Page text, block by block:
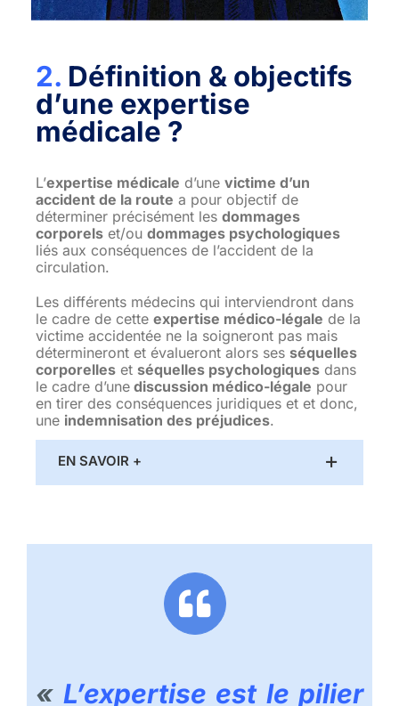
2. Définition & objectifs
d’une expertise
médicale ?
L’expertise médicale d’une victime d’un
accident de la route a pour objectif de
déterminer précisément les dommages
corporels et/ou dommages psychologiques
liés aux conséquences de l’accident de la
circulation.
Les différents médecins qui interviendront dans
le cadre de cette expertise médico-légale de la
victime accidentée ne la soigneront pas mais
détermineront et évalueront alors ses séquelles
corporelles et séquelles psychologiques dans
le cadre d’une discussion médico-légale pour
en tirer des conséquences juridiques et et donc,
une indemnisation des préjudices.
EN SAVOIR +
« L’expertise est le pilier